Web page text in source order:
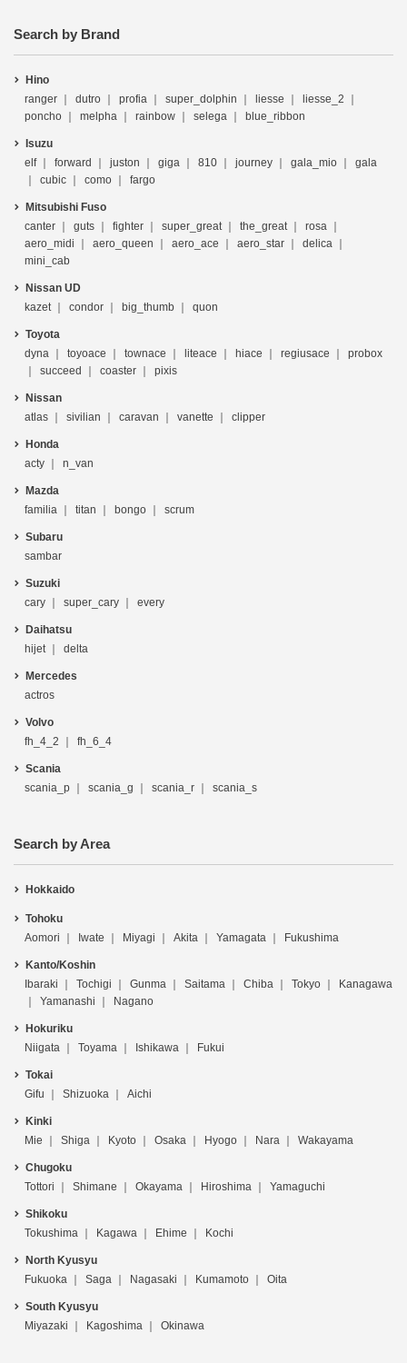
Search by Brand
Hino
ranger
dutro profia super_dolphin liesse
liesse_2
poncho
melpha rainbow selega blue_ribbon
Isuzu
elf
forward juston giga 810 journey gala_mio
gala
cubic
como fargo
Mitsubishi Fuso
canter
guts fighter super_great the_great
rosa
aero_midi
aero_queen aero_ace aero_star
delica
mini_cab
Nissan UD
kazet
condor big_thumb quon
Toyota
dyna
toyoace townace liteace hiace regiusace
probox
succeed
coaster pixis
Nissan
atlas
sivilian caravan vanette clipper
Honda
acty
n_van
Mazda
familia
titan bongo scrum
Subaru
sambar
Suzuki
cary
super_cary every
Daihatsu
hijet
delta
Mercedes
actros
Volvo
fh_4_2
fh_6_4
Scania
scania_p
scania_g scania_r scania_s
Search by Area
Hokkaido
Tohoku
Aomori
Iwate Miyagi Akita Yamagata Fukushima
Kanto/Koshin
Ibaraki
Tochigi Gunma Saitama Chiba Tokyo
Kanagawa
Yamanashi
Nagano
Hokuriku
Niigata
Toyama Ishikawa Fukui
Tokai
Gifu
Shizuoka Aichi
Kinki
Mie
Shiga Kyoto Osaka Hyogo Nara Wakayama
Chugoku
Tottori
Shimane Okayama Hiroshima Yamaguchi
Shikoku
Tokushima
Kagawa Ehime Kochi
North Kyusyu
Fukuoka
Saga Nagasaki Kumamoto Oita
South Kyusyu
Miyazaki
Kagoshima Okinawa